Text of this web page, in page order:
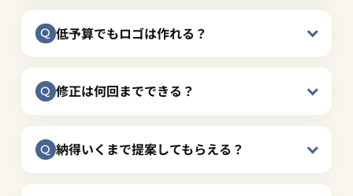
低予算でもロゴは作れる？
修正は何回までできる？
納得いくまで提案してもらえる？